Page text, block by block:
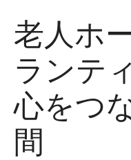
老人ホ
ランテ
心をつ
間